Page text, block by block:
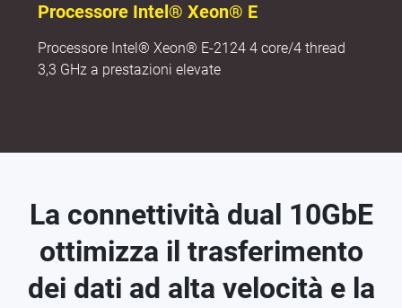
Processore Intel® Xeon® E
Processore Intel® Xeon® E-2124 4 core/4 thread
3,3 GHz a prestazioni elevate
La connettività dual 10GbE
ottimizza il trasferimento
dei dati ad alta velocità e la